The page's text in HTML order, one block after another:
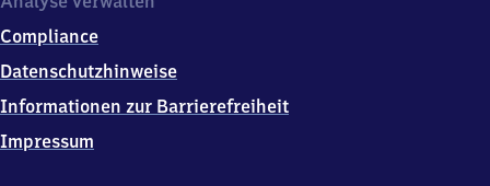
2
1
Compliance
Datenschutzhinweise
Informationen zur Barrierefreiheit
Impressum